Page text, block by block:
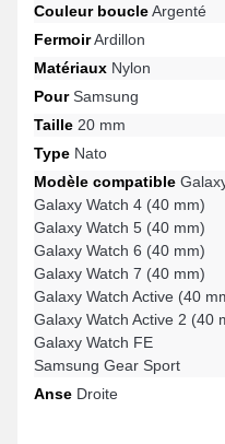
Couleur boucleArgenté
FermoirArdillon
Matériaux Nylon
PourSamsung
Taille 20 mm
Type Nato
Modèle compatible
Galaxy Watch 4 (40 mm)
Galaxy Watch 5 (40 mm)
Galaxy Watch 6 (40 mm)
Galaxy Watch 7 (40 mm)
Galaxy Watch Active (40
Galaxy Watch Active 2 (40
Galaxy Watch FE
Samsung Gear Sport
Anse Droite